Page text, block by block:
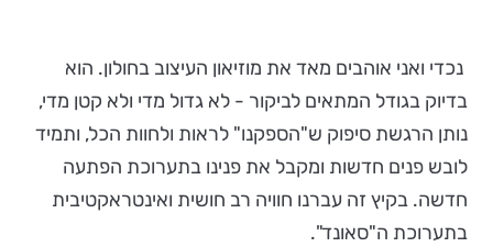
נכדי ואני אוהבים מאד את מוזיאון העיצוב בחולון. הוא
בדיוק בגודל המתאים לביקור - לא גדול מדי ולא קטן מדי,
נותן הרגשת סיפוק ש"הספקנו" לראות ולחוות הכל, ותמיד
לובש פנים חדשות ומקבל את פנינו בתערוכת הפתעה
חדשה. בקיץ זה עברנו חוויה רב חושית ואינטראקטיבית
בתערוכת ה"סאונד".